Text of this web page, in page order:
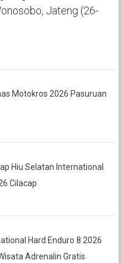
Jateng (26-
Motokros 2026 Pasuruan
Hiu Selatan International
Cilacap
Hard Enduro 8 2026
Adrenalin Gratis